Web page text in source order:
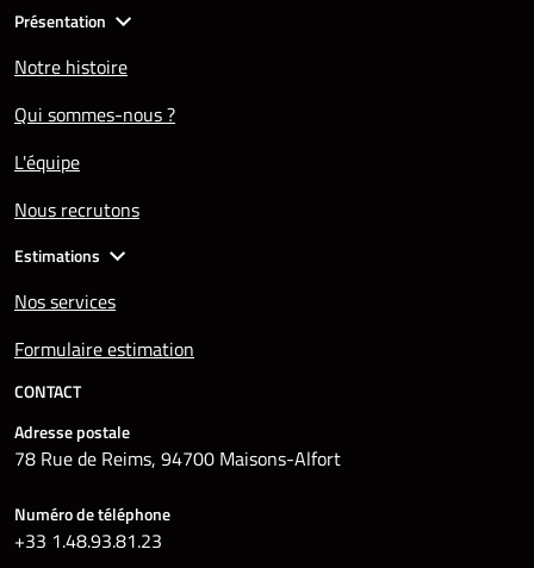
Présentation
Notre histoire
Qui sommes-nous ?
L'équipe
Nous recrutons
Estimations
Nos services
Formulaire estimation
CONTACT
Adresse postale
78 Rue de Reims, 94700 Maisons-Alfort
Numéro de téléphone
+33 1.48.93.81.23